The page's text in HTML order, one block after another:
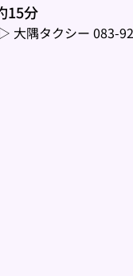
15分
大隅タクシー 083-